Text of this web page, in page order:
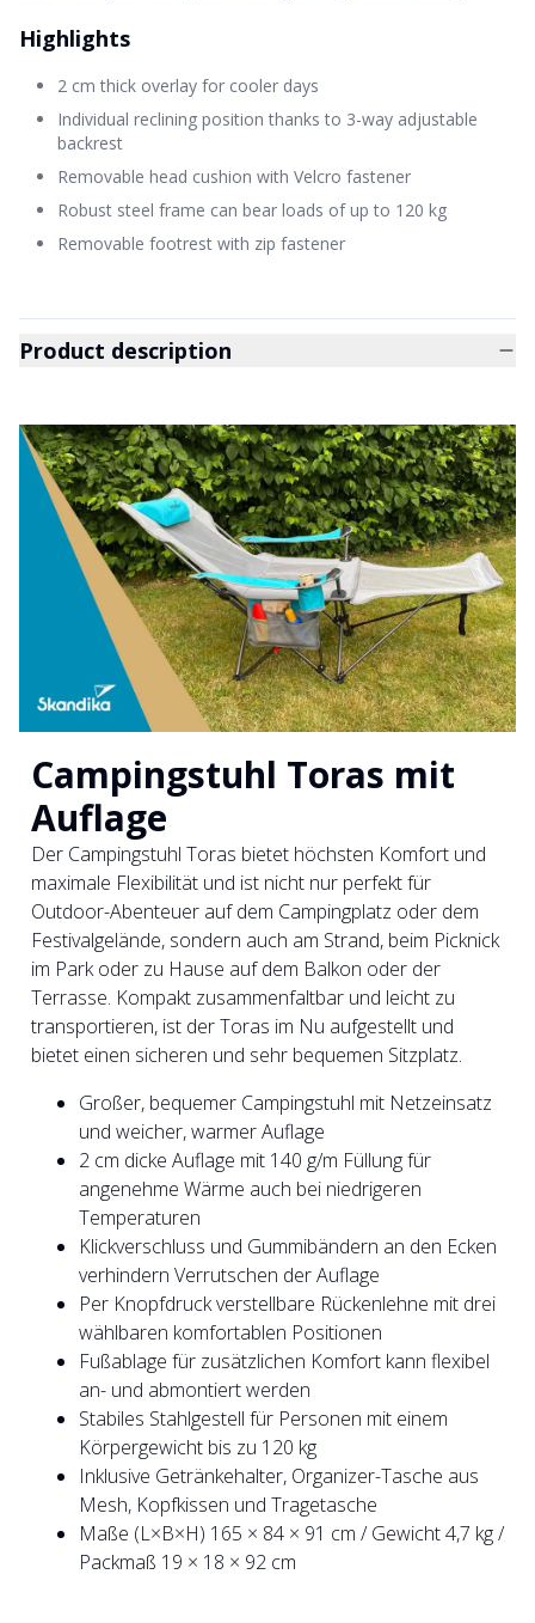
Highlights
2 cm thick overlay for cooler days
Individual reclining position thanks to 3-way adjustable
backrest
Removable head cushion with Velcro fastener
Robust steel frame can bear loads of up to 120 kg
Removable footrest with zip fastener
Product description
Campingstuhl Toras mit
Auflage
Der Campingstuhl Toras bietet höchsten Komfort und
maximale Flexibilität und ist nicht nur perfekt für
Outdoor-Abenteuer auf dem Campingplatz oder dem
Festivalgelände, sondern auch am Strand, beim Picknick
im Park oder zu Hause auf dem Balkon oder der
Terrasse. Kompakt zusammenfaltbar und leicht zu
transportieren, ist der Toras im Nu aufgestellt und
bietet einen sicheren und sehr bequemen Sitzplatz.
Großer, bequemer Campingstuhl mit Netzeinsatz
und weicher, warmer Auflage
2 cm dicke Auflage mit 140 g/m Füllung für
angenehme Wärme auch bei niedrigeren
Temperaturen
Klickverschluss und Gummibändern an den Ecken
verhindern Verrutschen der Auflage
Per Knopfdruck verstellbare Rückenlehne mit drei
wählbaren komfortablen Positionen
Fußablage für zusätzlichen Komfort kann flexibel
an- und abmontiert werden
Stabiles Stahlgestell für Personen mit einem
Körpergewicht bis zu 120 kg
Inklusive Getränkehalter, Organizer-Tasche aus
Mesh, Kopfkissen und Tragetasche
Maße (L×B×H) 165 × 84 × 91 cm / Gewicht 4,7 kg /
Packmaß 19 × 18 × 92 cm